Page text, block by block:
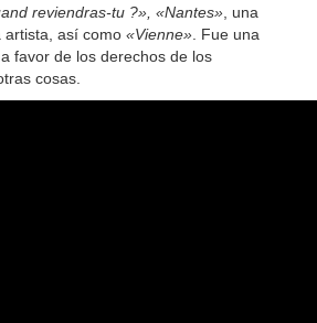
reviendras-tu ?», «Nantes» , una
artista, así como «Vienne» . Fue una
favor de los derechos de los
cosas.